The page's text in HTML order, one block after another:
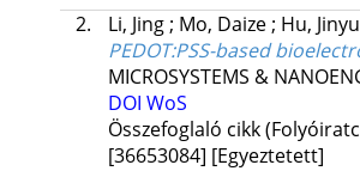
2.
Li, Jing; Mo, Daize; Hu,
PEDOT:PSS-based
MICROSYSTEMS &
DOI WoS
Összefoglaló cikk
[36653084] [Egyeztetett]